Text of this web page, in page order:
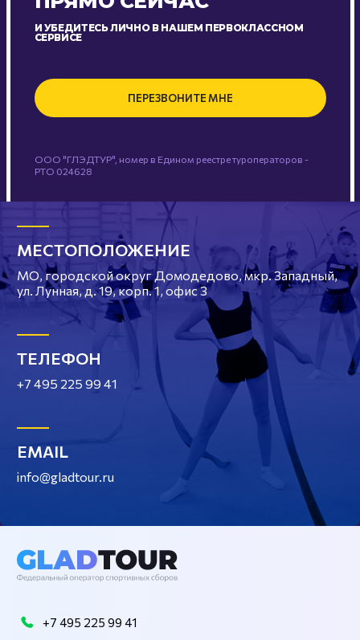
И УБЕДИТЕСЬ ЛИЧНО В НАШЕМ ПЕРВОКЛАССНОМ
СЕРВИСЕ
ПЕРЕЗВОНИТЕ МНЕ
ООО "ГЛЭДТУР", номер в Едином реестре туроператоров -
РТО 024628
МЕСТОПОЛОЖЕНИЕ
МО, городской округ Домодедово, мкр. Западный,
ул. Лунная, д. 19, корп. 1, офис 3
ТЕЛЕФОН
+7 495 225 99 41
EMAIL
info@gladtour.ru
+7 495 225 99 41